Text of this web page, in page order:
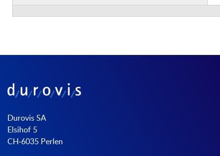
Durovis SA
Elsihof 5
CH-6035 Perlen